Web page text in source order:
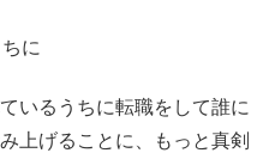
に
いるうちに転職をして誰に
上げることに、もっと真剣